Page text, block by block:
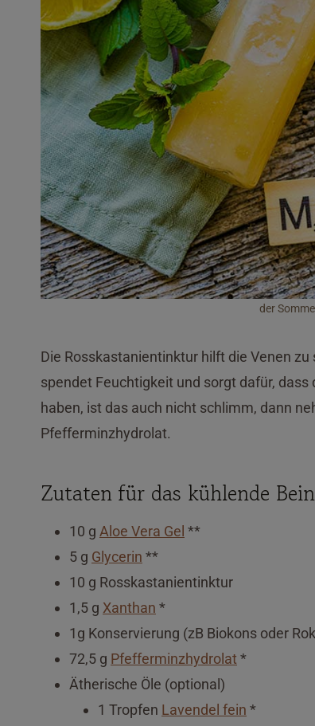
der
Die Rosskastanientinktur hilft die Venen
spendet Feuchtigkeit und sorgt dafür,
haben, ist das auch nicht schlimm, dann
Pfefferminzhydrolat.
Zutaten für das kühlende
10 g Aloe Vera Gel **
5 g Glycerin **
10 g Rosskastanientinktur
1,5 g Xanthan *
1g Konservierung (zB Biokons oder
72,5 g Pfefferminzhydrolat *
Ätherische Öle (optional)
1 Tropfen Lavendel fein *